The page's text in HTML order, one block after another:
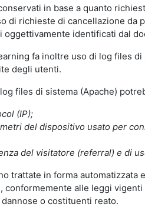
in base a quanto
di richieste di cancellazione da
oggettivamente identificati dal
fa inoltre uso di log files
degli utenti.
files di sistema (Apache)
(IP);
del dispositivo usato per
del visitatore (referral) e di
trattate in forma
alle leggi
o costituenti reato.